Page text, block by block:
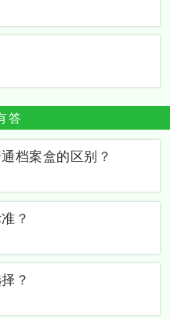
答
档案盒的区别？
？
？